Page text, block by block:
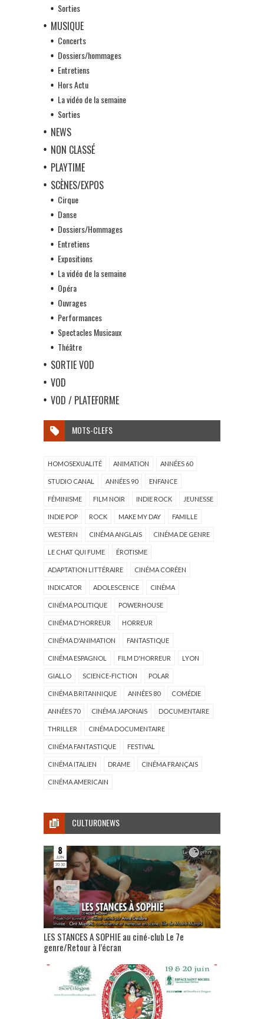
Sorties
MUSIQUE
Concerts
Dossiers/hommages
Entretiens
Hors Actu
La vidéo de la semaine
Sorties
NEWS
NON CLASSÉ
PLAYTIME
SCÈNES/EXPOS
Cirque
Danse
Dossiers/Hommages
Entretiens
Expositions
La vidéo de la semaine
Opéra
Ouvrages
Performances
Spectacles Musicaux
Théâtre
SORTIE VOD
VOD
VOD / PLATEFORME
MOTS-CLEFS
HOMOSEXUALITÉ ANIMATION ANNÉES 60
STUDIO CANAL ANNÉES 90 ENFANCE
FÉMINISME FILM NOIR INDIE ROCK JEUNESSE
INDIE POP ROCK MAKE MY DAY FAMILLE
WESTERN CINÉMA ANGLAIS CINÉMA DE GENRE
LE CHAT QUI FUME ÉROTISME
ADAPTATION LITTÉRAIRE CINÉMA CORÉEN
INDICATOR ADOLESCENCE CINÉMA
CINÉMA POLITIQUE POWERHOUSE
CINÉMA D'HORREUR HORREUR
CINÉMA D'ANIMATION FANTASTIQUE
CINÉMA ESPAGNOL FILM D'HORREUR LYON
GIALLO SCIENCE-FICTION POLAR
CINÉMA BRITANNIQUE ANNÉES 80 COMÉDIE
ANNÉES 70 CINÉMA JAPONAIS DOCUMENTAIRE
THRILLER CINÉMA DOCUMENTAIRE
CINÉMA FANTASTIQUE FESTIVAL
CINÉMA ITALIEN DRAME CINÉMA FRANÇAIS
CINÉMA AMERICAIN
CULTURONEWS
LES STANCES A SOPHIE au ciné-club Le 7e
genre/Retour à l’écran